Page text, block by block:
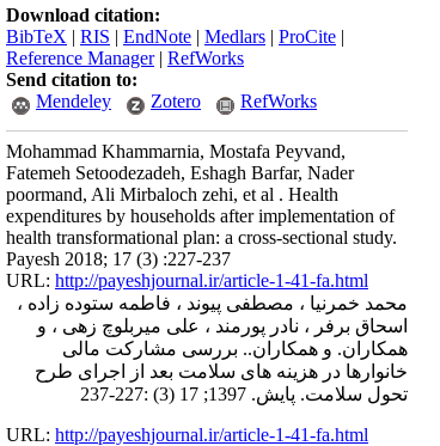
Download citation:
BibTeX | RIS | EndNote | Medlars | ProCite |
Reference Manager| RefWorks
Send citation to:
Mendeley
Zotero RefWorks
Mohammad Khammarnia, Mostafa Peyvand,
Fatemeh Setoodezadeh, Eshagh Barfar, Nader
poormand, Ali Mirbaloch zehi, et al . Health
expenditures by households after implementation of
health transformational plan: a cross-sectional study.
Payesh 2018; 17 (3) :227-237
URL: http://payeshjournal.ir/article-1-41-fa.html
محمد خمرنیا ، مصطفی پیوند ، فاطمه ستوده زاده ،
اسحاق برفر ، نادر پورمند ، علی میربلوچ زهی ، و
همکاران. و همکاران.. بررسی مشارکت مالی
خانوارها در هزینه های سلامت بعد از اجرای طرح
تحول سلامت. پایش. 1397; 17 (3) :227-237
URL: http://payeshjournal.ir/article-1-41-fa.html